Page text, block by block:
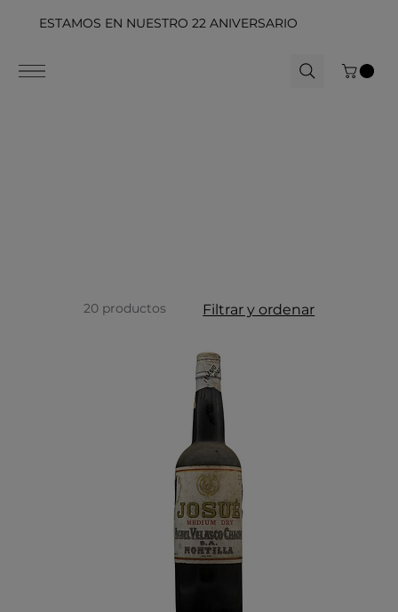
ESTAMOS EN NUESTRO 22 ANIVERSARIO
20 productos Filtrar y ordenar